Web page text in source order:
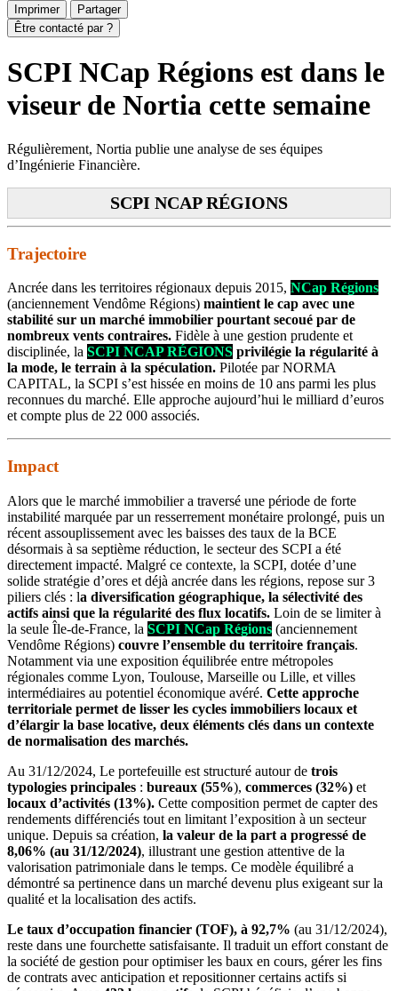
Imprimer
Partager
Être contacté par ?
SCPI NCap Régions est dans le
viseur de Nortia cette semaine
Régulièrement, Nortia publie une analyse de ses équipes
d’Ingénierie Financière.
SCPI NCAP RÉGIONS
Trajectoire
Ancrée dans les territoires régionaux depuis 2015, NCap Régions
(anciennement Vendôme Régions) maintient le cap avec une
stabilité sur un marché immobilier pourtant secoué par de
nombreux vents contraires. Fidèle à une gestion prudente et
disciplinée, la SCPI NCAP RÉGIONS privilégie la régularité à
la mode, le terrain à la spéculation. Pilotée par NORMA
CAPITAL, la SCPI s’est hissée en moins de 10 ans parmi les plus
reconnues du marché. Elle approche aujourd’hui le milliard d’euros
et compte plus de 22 000 associés.
Impact
Alors que le marché immobilier a traversé une période de forte
instabilité marquée par un resserrement monétaire prolongé, puis un
récent assouplissement avec les baisses des taux de la BCE
désormais à sa septième réduction, le secteur des SCPI a été
directement impacté. Malgré ce contexte, la SCPI, dotée d’une
solide stratégie d’ores et déjà ancrée dans les régions, repose sur 3
piliers clés : la diversification géographique, la sélectivité des
actifs ainsi que la régularité des flux locatifs. Loin de se limiter à
la seule Île-de-France, la SCPI NCap Régions (anciennement
Vendôme Régions) couvre l’ensemble du territoire français.
Notamment via une exposition équilibrée entre métropoles
régionales comme Lyon, Toulouse, Marseille ou Lille, et villes
intermédiaires au potentiel économique avéré. Cette approche
territoriale permet de lisser les cycles immobiliers locaux et
d’élargir la base locative, deux éléments clés dans un contexte
de normalisation des marchés.
Au 31/12/2024, Le portefeuille est structuré autour de trois
typologies principales : bureaux (55%), commerces (32%) et
locaux d’activités (13%). Cette composition permet de capter des
rendements différenciés tout en limitant l’exposition à un secteur
unique. Depuis sa création, la valeur de la part a progressé de
8,06% (au 31/12/2024), illustrant une gestion attentive de la
valorisation patrimoniale dans le temps. Ce modèle équilibré a
démontré sa pertinence dans un marché devenu plus exigeant sur la
qualité et la localisation des actifs.
Le taux d’occupation financier (TOF), à 92,7% (au 31/12/2024),
reste dans une fourchette satisfaisante. Il traduit un effort constant de
la société de gestion pour optimiser les baux en cours, gérer les fins
de contrats avec anticipation et repositionner certains actifs si